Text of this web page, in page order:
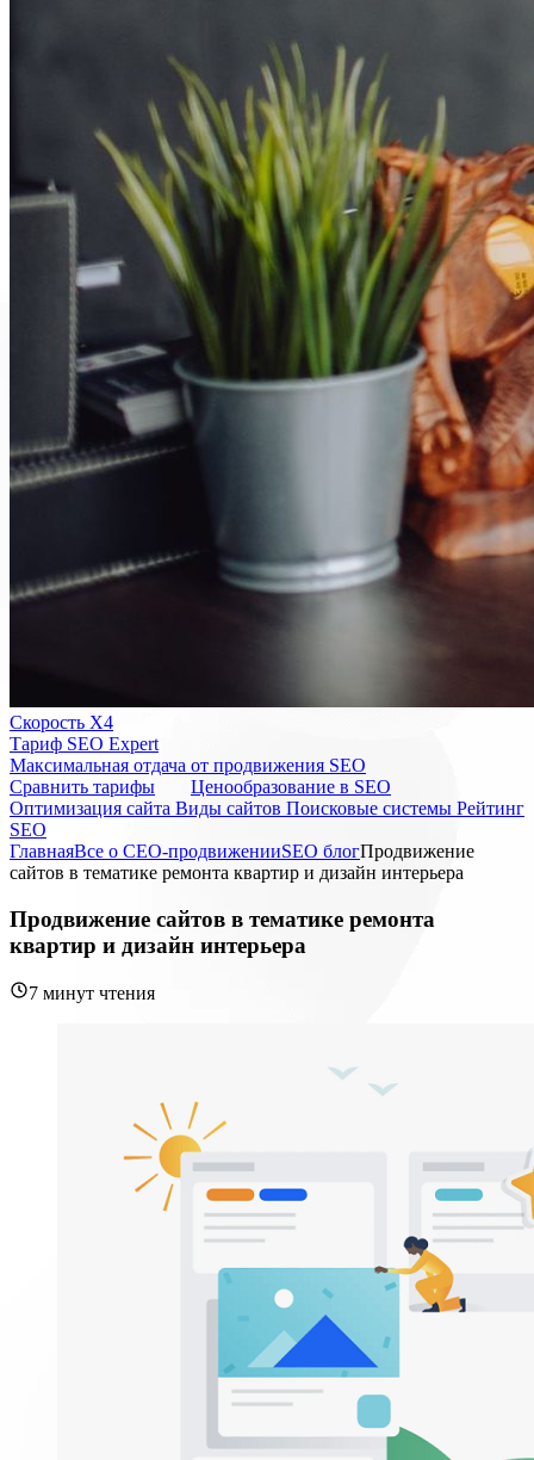
Скорость Х4
Тариф SEO Expert
Максимальная отдача от продвижения SEO
Cравнить тарифы
Ценообразование в SEO
Оптимизация сайта Виды сайтов Поисковые системы Рейтинг
SEO
ГлавнаяВсе о СЕО-продвиженииSEO блогПродвижение
сайтов в тематике ремонта квартир и дизайн интерьера
Продвижение сайтов в тематике ремонта
квартир и дизайн интерьера
7 минут чтения